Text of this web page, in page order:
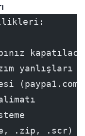
yanlışları
(paypa1.com,
.zip, .scr)